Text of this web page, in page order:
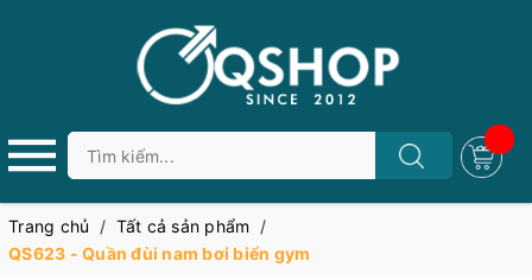
Trang chủ / Tất cả sản phẩm
/
QS623 - Quần đùi nam bơi biển gym